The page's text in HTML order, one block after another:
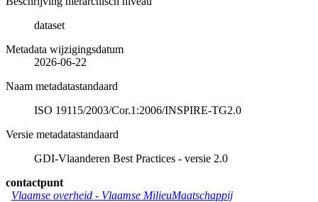
dataset
Metadata wijzigingsdatum
2026-06-22
Naam metadatastandaard
ISO 19115/2003/Cor.1:2006/INSPIRE-TG2.0
Versie metadatastandaard
GDI-Vlaanderen Best Practices - versie 2.0
contactpunt
Vlaamse overheid - Vlaamse MilieuMaatschappij